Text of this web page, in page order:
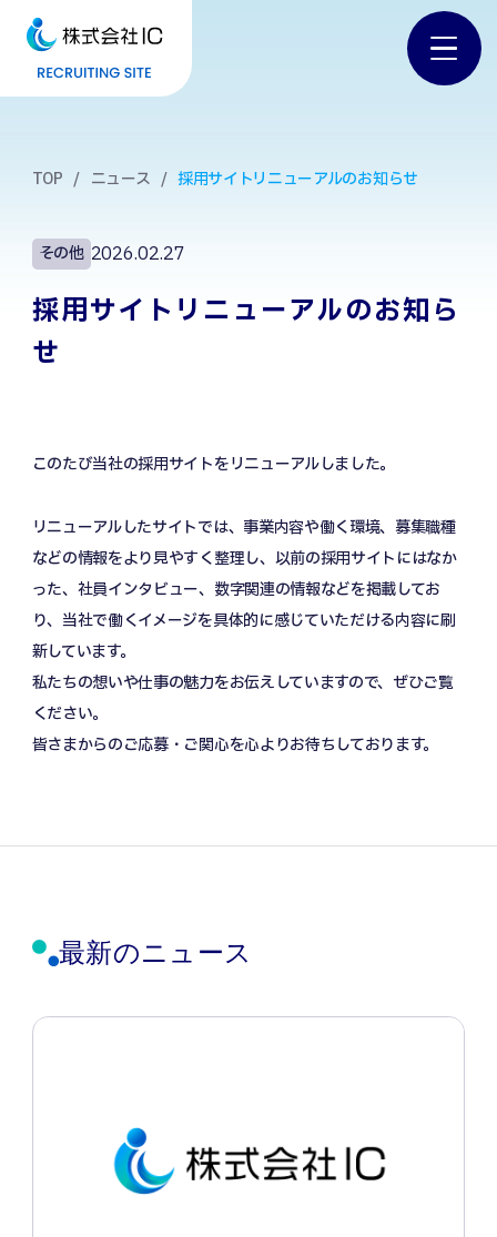
TOP ニュース 採用サイトリニューアルのお知らせ
その他 2026.02.27
採用サイトリニューアルのお知ら
せ
このたび当社の採用サイトをリニューアルしました。
リニューアルしたサイトでは、事業内容や働く環境、募集職種
などの情報をより見やすく整理し、以前の採用サイトにはなか
った、社員インタビュー、数字関連の情報などを掲載してお
り、当社で働くイメージを具体的に感じていただける内容に刷
新しています。
私たちの想いや仕事の魅力をお伝えしていますので、ぜひご覧
ください。
皆さまからのご応募・ご関心を心よりお待ちしております。
最新のニュース